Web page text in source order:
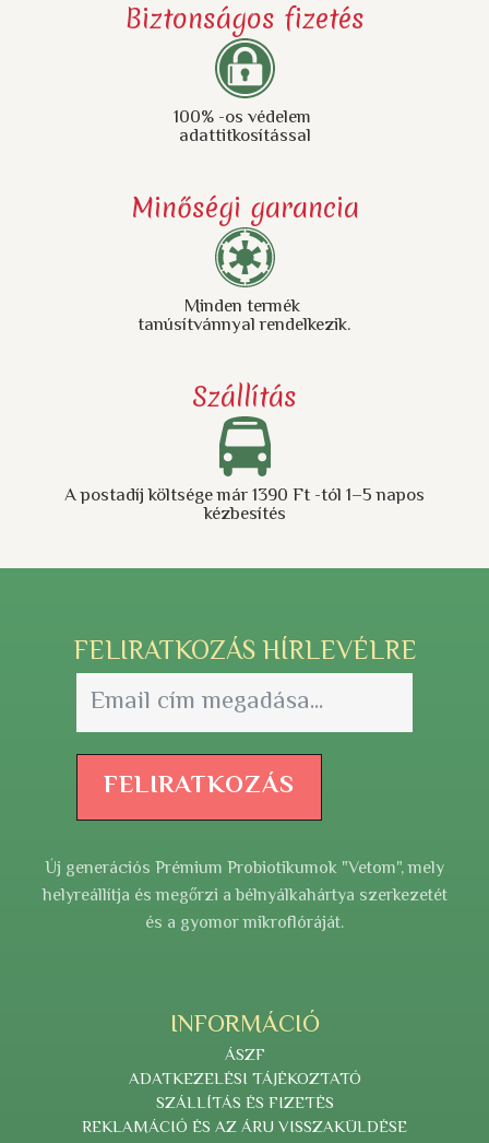
Biztonságos fizetés
100% -os védelem
adattitkosítással
Minőségi garancia
Minden termék
tanúsítvánnyal rendelkezik.
Szállítás
A postadíj költsége már 1390 Ft -tól 1–5 napos
kézbesítés
FELIRATKOZÁS HÍRLEVÉLRE
FELIRATKOZÁS
Új generációs Prémium Probiotikumok "Vetom", mely
helyreállítja és megőrzi a bélnyálkahártya szerkezetét
és a gyomor mikroflóráját.
INFORMÁCIÓ
ÁSZF
ADATKEZELÉSI TÁJÉKOZTATÓ
SZÁLLÍTÁS ÉS FIZETÉS
REKLAMÁCIÓ ÉS AZ ÁRU VISSZAKÜLDÉSE